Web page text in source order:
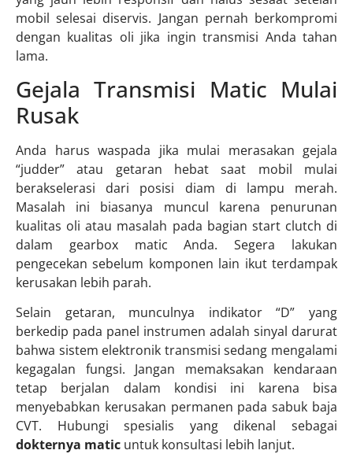
mobil selesai diservis. Jangan pernah berkompromi
dengan kualitas oli jika ingin transmisi Anda tahan
lama.
Gejala Transmisi Matic Mulai
Rusak
Anda harus waspada jika mulai merasakan gejala
“judder” atau getaran hebat saat mobil mulai
berakselerasi dari posisi diam di lampu merah.
Masalah ini biasanya muncul karena penurunan
kualitas oli atau masalah pada bagian start clutch di
dalam gearbox matic Anda. Segera lakukan
pengecekan sebelum komponen lain ikut terdampak
kerusakan lebih parah.
Selain getaran, munculnya indikator “D” yang
berkedip pada panel instrumen adalah sinyal darurat
bahwa sistem elektronik transmisi sedang mengalami
kegagalan fungsi. Jangan memaksakan kendaraan
tetap berjalan dalam kondisi ini karena bisa
menyebabkan kerusakan permanen pada sabuk baja
CVT. Hubungi spesialis yang dikenal sebagai
dokternya matic untuk konsultasi lebih lanjut.